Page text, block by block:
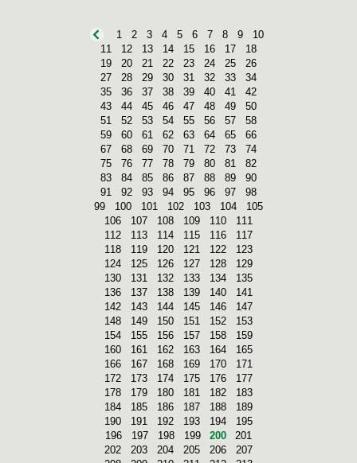
1 2 3 4 5 6 7 8 9
10
11
12 13 14 15 16 17
18
19
20 21 22 23 24 25
26
27
28 29 30 31 32 33
34
35
36 37 38 39 40 41
42
43
44 45 46 47 48 49
50
51
52 53 54 55 56 57
58
59
60 61 62 63 64 65
66
67
68 69 70 71 72 73
74
75
76 77 78 79 80 81
82
83
84 85 86 87 88 89
90
91
92 93 94 95 96 97
98
99
100 101 102 103 104
105
106
107 108 109 110
111
112
113 114 115 116
117
118
119 120 121 122
123
124
125 126 127 128
129
130
131 132 133 134
135
136
137 138 139 140
141
142
143 144 145 146
147
148
149 150 151 152
153
154
155 156 157 158
159
160
161 162 163 164
165
166
167 168 169 170
171
172
173 174 175 176
177
178
179 180 181 182
183
184
185 186 187 188
189
190
191 192 193 194
195
196
197 198 199 200
201
202
203 204 205 206
207